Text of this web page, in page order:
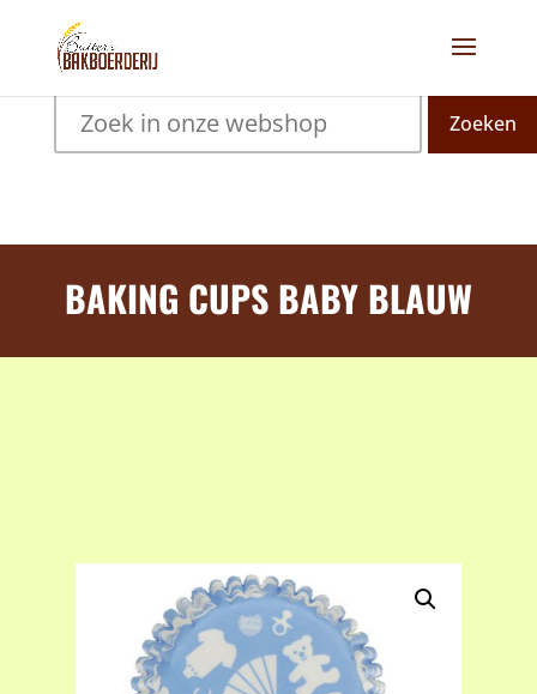
Zoeken
BAKING CUPS BABY BLAUW